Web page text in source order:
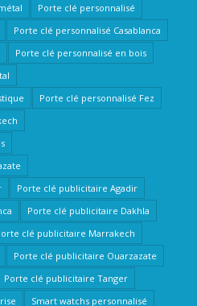
Porte clé personnalisé
Porte clé personnalisé Casablanca
Porte clé personnalisé en bois
Porte clé personnalisé Fez
Porte clé publicitaire Agadir
Porte clé publicitaire Dakhla
clé publicitaire Marrakech
Porte clé publicitaire Ouarzazate
Porte clé publicitaire Tanger
Smart watchs personnalisé